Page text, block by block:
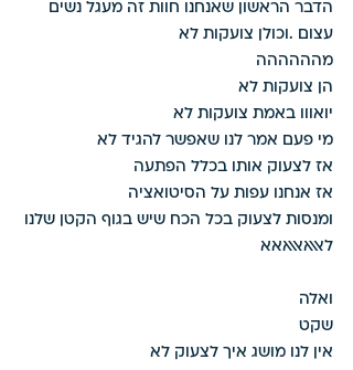
הדבר הראשון שאנחנו חוות זה מעגל נשים
עצום .וכולן צועקות לא
מהההההה
הן צועקות לא
יואווו באמת צועקות לא
מי פעם אמר לנו שאפשר להגיד לא
אז לצעוק אותו בכלל הפתעה
אז אנחנו עפות על הסיטואציה
ומנסות לצעוק בכל הכח שיש בגוף הקטן שלנו
לאאאאאאאא
ואלה
שקט
אין לנו מושג איך לצעוק לא